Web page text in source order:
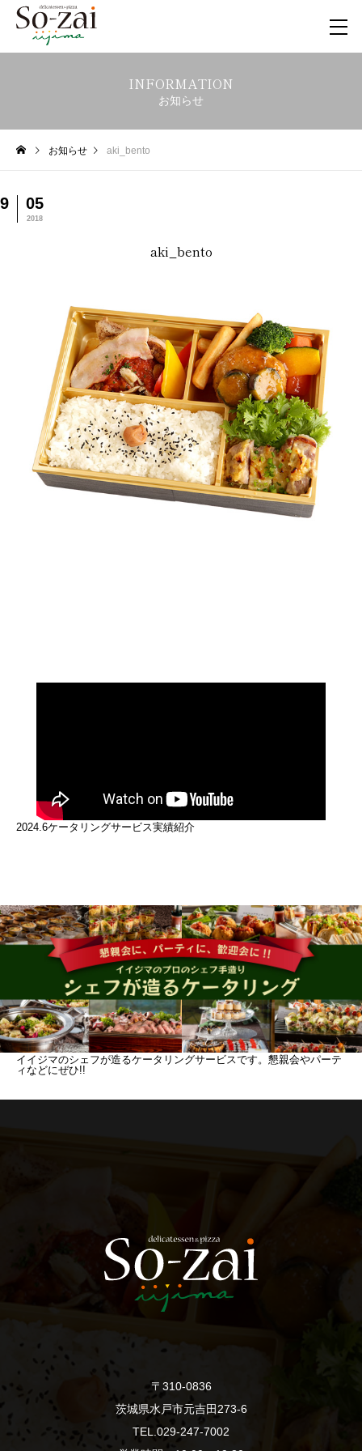
INFORMATION
お知らせ
お知らせ aki_bento
9 05
2018
aki_bento
2024.6ケータリングサービス実績紹介
イイジマのシェフが造るケータリングサービスです。懇親会やパーテ
ィなどにぜひ!!
〒310-0836
茨城県水戸市元吉田273-6
TEL.029-247-7002